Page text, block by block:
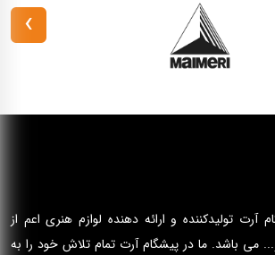
›
آرت تولیدکننده و ارائه دهنده لوازم هنری اعم از
می باشد. ما در پیشگام آرت تمام تلاش خود را به